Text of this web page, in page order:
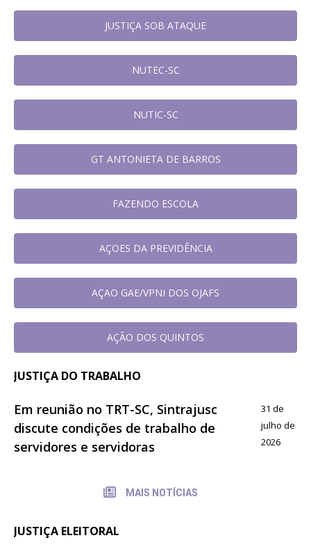
JUSTIÇA SOB ATAQUE
NUTEC-SC
NUTIC-SC
GT ANTONIETA DE BARROS
FAZENDO ESCOLA
AÇOES DA PREVIDÊNCIA
AÇAO GAE/VPNI DOS OJAFS
AÇÃO DOS QUINTOS
JUSTIÇA DO TRABALHO
Em reunião no TRT-SC, Sintrajusc
discute condições de trabalho de
servidores e servidoras
31 de
julho de
2026
MAIS NOTÍCIAS
JUSTIÇA ELEITORAL